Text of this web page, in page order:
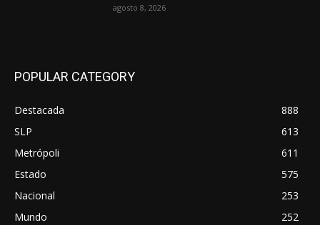
agosto 8, 2026
POPULAR CATEGORY
Destacada
888
SLP
613
Metrópoli
611
Estado
575
Nacional
253
Mundo
252